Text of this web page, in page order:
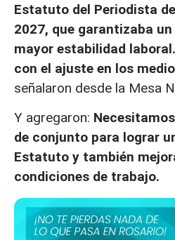
Estatuto del Periodista
2027, que garantizaba
mayor estabilidad
con el ajuste en los
señalaron desde la Mesa
Y agregaron:
de conjunto para lograr
Estatuto y también
condiciones de trabajo.